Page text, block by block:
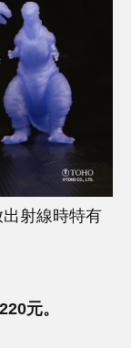
射線時特有
220元。